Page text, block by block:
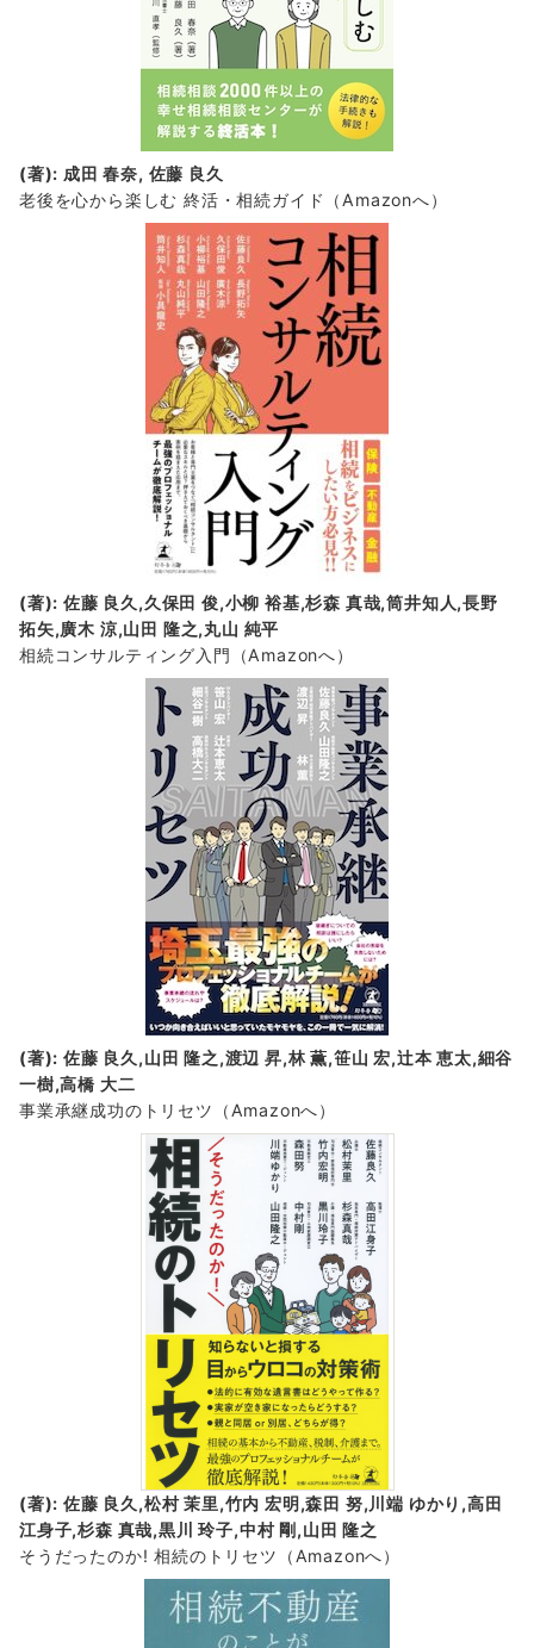
(著): 成田 春奈, 佐藤 良久
老後を心から楽しむ 終活・相続ガイド
（Amazonへ）
(著): 佐藤 良久,久保田 俊,小柳 裕基,杉森 真哉,筒井知人,長野
拓矢,廣木 涼,山田 隆之,丸山 純平
相続コンサルティング入門 （Amazonへ）
(著): 佐藤 良久,山田 隆之,渡辺 昇,林 薫,笹山 宏,辻本 恵太,細谷
一樹,高橋 大二
事業承継成功のトリセツ
（Amazonへ）
(著): 佐藤 良久,松村 茉里,竹内 宏明,森田 努,川端 ゆかり,高田
江身子,杉森 真哉,黒川 玲子,中村 剛,山田 隆之
そうだったのか! 相続のトリセツ
（Amazonへ）